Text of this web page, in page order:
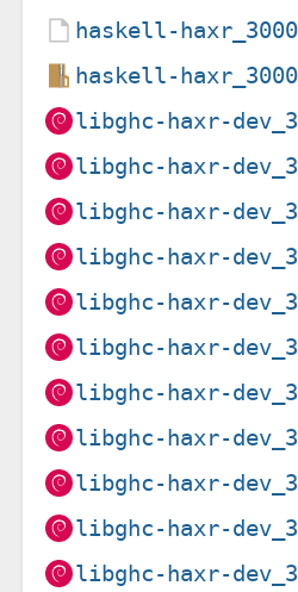
haskell-
haskell-
libghc-haxr-
libghc-haxr-
libghc-haxr-
libghc-haxr-
libghc-haxr-
libghc-haxr-
libghc-haxr-
libghc-haxr-
libghc-haxr-
libghc-haxr-
libghc-haxr-